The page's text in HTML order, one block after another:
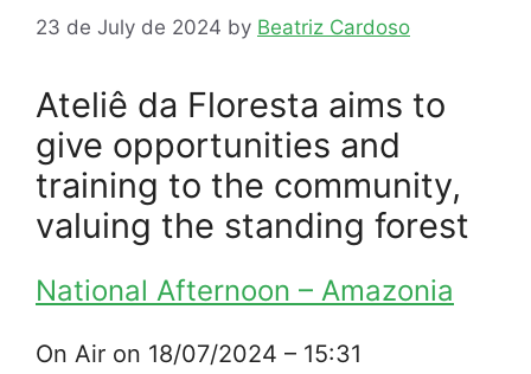
23 de July de 2024 by Beatriz Cardoso
Ateliê da Floresta aims to
give opportunities and
training to the community,
valuing the standing forest
National Afternoon – Amazonia
On Air on 18/07/2024 – 15:31